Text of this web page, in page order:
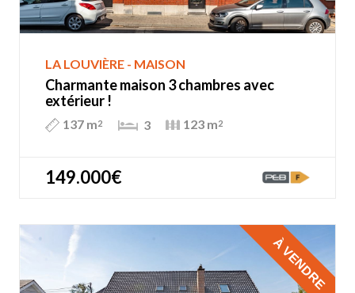
LA LOUVIÈRE - MAISON
Charmante maison 3 chambres avec
extérieur !
137 m2 3 123 m2
149.000€
À VENDRE